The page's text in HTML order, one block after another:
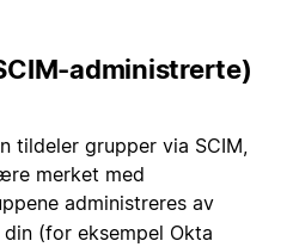
administrerte)
tildeler grupper via SCIM,
merket med
administreres av
(for eksempel Okta